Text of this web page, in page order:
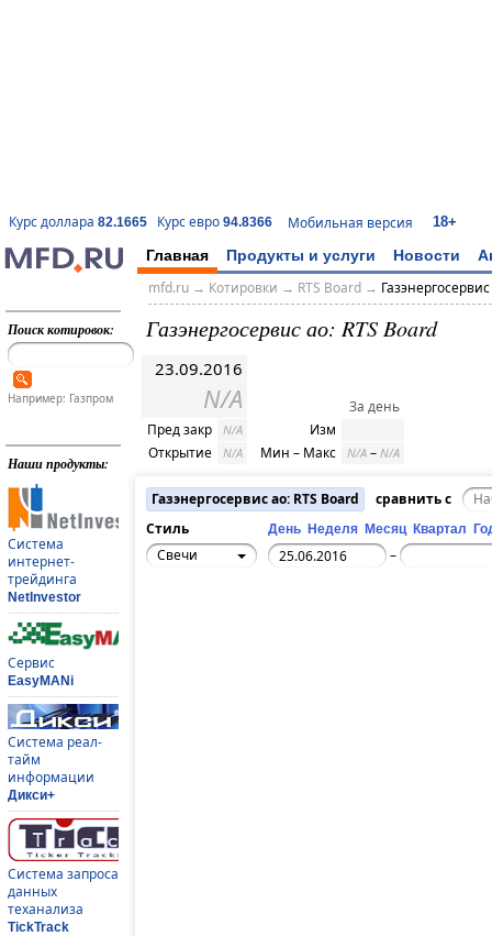
Курс доллара 82.1665 Курс евро 94.8366 Мобильная версия 18+
Главная Продукты и услуги Новости
Поиск котировок:
Например: Газпром
Наши продукты:
Система
интернет-
трейдинга
NetInvestor
Сервис
EasyMANi
Система реал-
тайм
информации
Дикси+
Система запроса
данных
теханализа
TickTrack
mfd.ru→ Котировки → RTS Board→
Газэнергосервис ао: RTS Board
23.09.2016
N/A
Пред закр N/A
Открытие N/A
За день
Изм
Мин – Макс
N/A – N/A
Газэнергосервис ао: RTS Board
сравнить с
Стиль
День Неделя Месяц Квартал
Свечи –